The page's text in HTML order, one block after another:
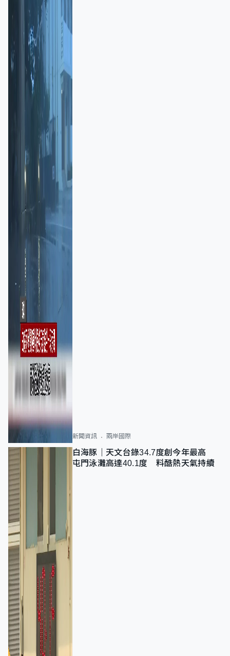
新聞資訊 兩岸國際
白海豚｜天文台錄34.7度創今年最高
屯門泳灘高達40.1度 料酷熱天氣持續